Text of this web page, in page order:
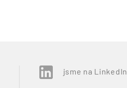
jsme na LinkedIn